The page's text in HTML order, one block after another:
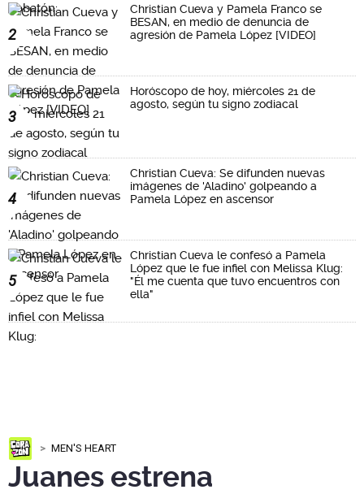
2
Christian Cueva y Pamela Franco se
BESAN, en medio de denuncia de
agresión de Pamela López [VIDEO]
3
Horóscopo de hoy, miércoles 21 de
agosto, según tu signo zodiacal
4
Christian Cueva: Se difunden nuevas
imágenes de 'Aladino' golpeando a
Pamela López en ascensor
5
Christian Cueva le confesó a Pamela
López que le fue infiel con Melissa Klug:
"Él me cuenta que tuvo encuentros con
ella"
MEN'S HEART
Juanes estrena